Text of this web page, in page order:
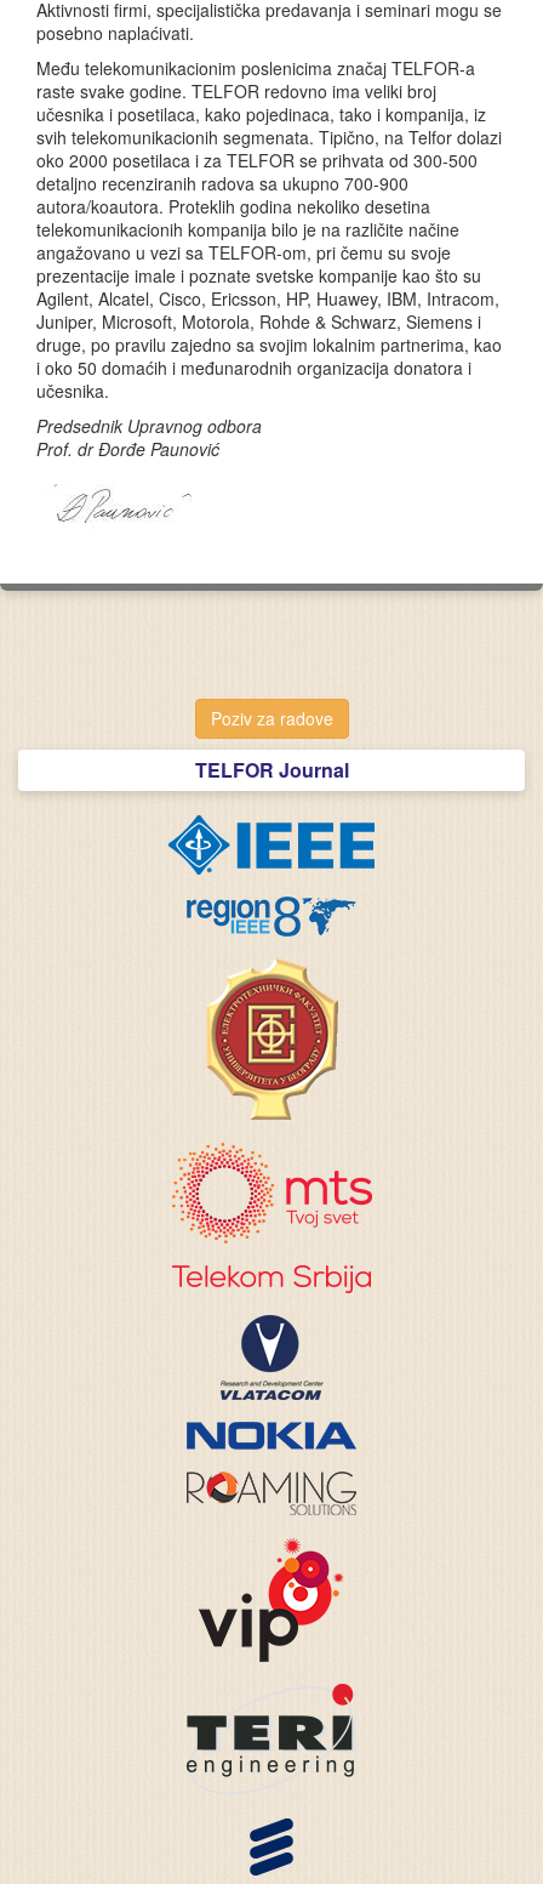
Aktivnosti firmi, specijalistička predavanja i seminari mogu se
posebno naplaćivati.
Među telekomunikacionim poslenicima značaj TELFOR-a
raste svake godine. TELFOR redovno ima veliki broj
učesnika i posetilaca, kako pojedinaca, tako i kompanija, iz
svih telekomunikacionih segmenata. Tipično, na Telfor dolazi
oko 2000 posetilaca i za TELFOR se prihvata od 300-500
detaljno recenziranih radova sa ukupno 700-900
autora/koautora. Proteklih godina nekoliko desetina
telekomunikacionih kompanija bilo je na različite načine
angažovano u vezi sa TELFOR-om, pri čemu su svoje
prezentacije imale i poznate svetske kompanije kao što su
Agilent, Alcatel, Cisco, Ericsson, HP, Huawey, IBM, Intracom,
Juniper, Microsoft, Motorola, Rohde & Schwarz, Siemens i
druge, po pravilu zajedno sa svojim lokalnim partnerima, kao
i oko 50 domaćih i međunarodnih organizacija donatora i
učesnika.
Predsednik Upravnog odbora
Prof. dr Đorđe Paunović
Poziv za radove
TELFOR Journal